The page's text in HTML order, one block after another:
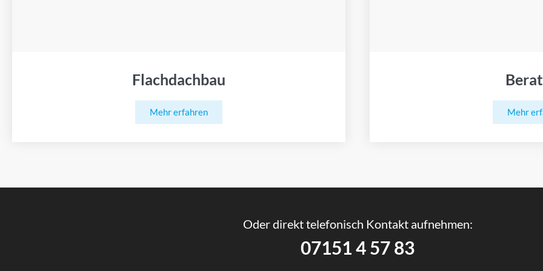
Flachdachbau
Mehr erfahren Mehr
Oder direkt telefonisch Kontakt aufnehmen:
07151 4 57 83